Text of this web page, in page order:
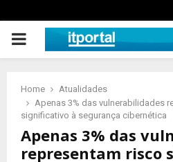
PRIMARY
Home
Atualidades
Apenas 3% das vulnerabilidades
significativo à segurança cibernética
Apenas 3% das
representam risco